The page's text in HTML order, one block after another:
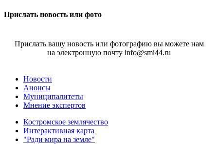
Прислать новость или фото
Прислать вашу новость или фотографию вы можете нам
на электронную почту info@smi44.ru
Новости
Анонсы
Муниципалитеты
Мнение экспертов
Костромское землячество
Интерактивная карта
"Ради мира на земле"